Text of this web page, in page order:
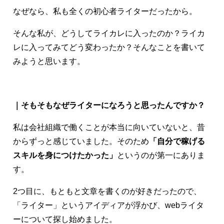
なぜなら、私も全くの初心者ライターだったから。
そんな私が、どうしてライカレに入ったのか？ライカ
レに入ってみてどう変わったか？そんなことを書いて
みようと思います。
｜そもそもなぜライターになろうと思ったんですか？
私は会社組織で働くことが本当に向いていないと、昔
からずっと感じていました。そのため 「自分で稼げる
スキルを身につけたかった」 というのが第一にありま
す。
2つ目に、もともと文章を書くのが好きだったので、
「ライター」というアイディアが浮かび、webライタ
ーについて探し始めました。